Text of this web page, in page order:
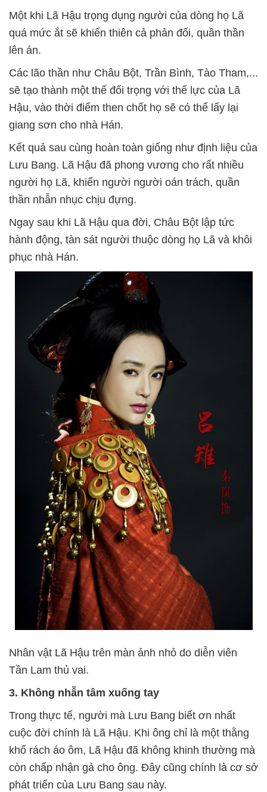
Một khi Lã Hậu trọng dụng người của dòng họ Lã
quá mức ắt sẽ khiến thiên cả phản đối, quần thần
lên án.
Các lão thần như Châu Bột, Trần Bình, Tào Tham,...
sẽ tạo thành một thế đối trọng với thế lực của Lã
Hậu, vào thời điểm then chốt họ sẽ có thể lấy lại
giang sơn cho nhà Hán.
Kết quả sau cùng hoàn toàn giống như định liệu của
Lưu Bang. Lã Hậu đã phong vương cho rất nhiều
người họ Lã, khiến người người oán trách, quần
thần nhẫn nhục chịu đựng.
Ngay sau khi Lã Hậu qua đời, Châu Bột lập tức
hành động, tàn sát người thuộc dòng họ Lã và khôi
phục nhà Hán.
Nhân vật Lã Hậu trên màn ảnh nhỏ do diễn viên
Tần Lam thủ vai.
3. Không nhẫn tâm xuống tay
Trong thực tế, người mà Lưu Bang biết ơn nhất
cuộc đời chính là Lã Hậu. Khi ông chỉ là một thằng
khố rách áo ôm, Lã Hậu đã không khinh thường mà
còn chấp nhận gả cho ông. Đây cũng chính là cơ sở
phát triển của Lưu Bang sau này.